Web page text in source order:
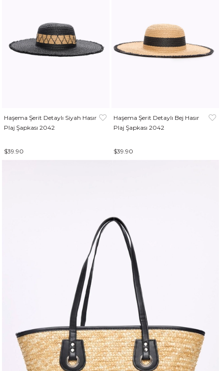
Haşema Şerit Detaylı Siyah Hasır
Plaj Şapkası 2042
$39.90
Haşema Şerit Detaylı Bej Hasır
Plaj Şapkası 2042
$39.90